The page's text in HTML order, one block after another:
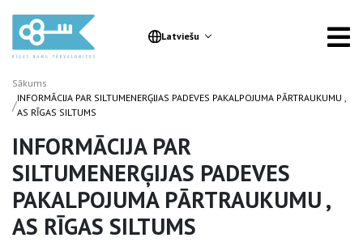
Latviešu
Sākums
/INFORMĀCIJA PAR SILTUMENERĢIJAS PADEVES PAKALPOJUMA PĀRTRAUKUMU ,
AS RĪGAS SILTUMS
INFORMĀCIJA PAR
SILTUMENERĢIJAS PADEVES
PAKALPOJUMA PĀRTRAUKUMU ,
AS RĪGAS SILTUMS